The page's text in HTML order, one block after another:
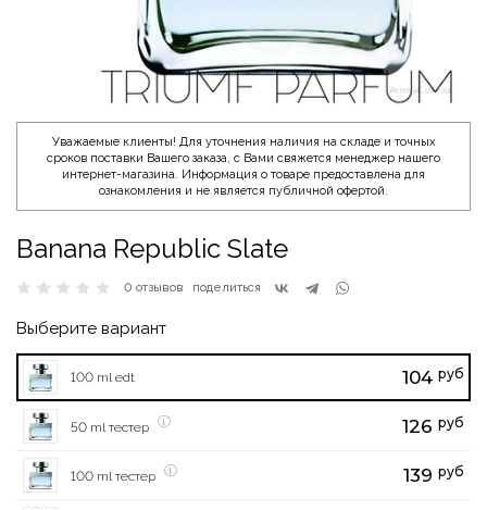
Уважаемые клиенты! Для уточнения наличия на складе и точных
сроков поставки Вашего заказа, с Вами свяжется менеджер нашего
интернет-магазина. Информация о товаре предоставлена для
ознакомления и не является публичной офертой.
Banana Republic Slate
0 отзывов поделиться
Выберите вариант
100 ml edt 104 руб
50 ml тестер 126 руб
100 ml тестер 139 руб